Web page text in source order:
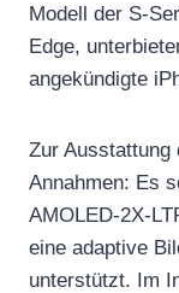
Modell der S-
Edge,
angekündigte
Zur Ausstattung
Annahmen: Es
AMOLED-2X-
eine adaptive
unterstützt. Im